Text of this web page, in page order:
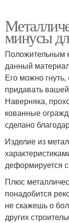
минусы
Положительным
данный
Его можно
придавать
Наверняка,
кованные
сделано
Изделие из
деформируется
Плюс
понадобится
не скажешь о
других